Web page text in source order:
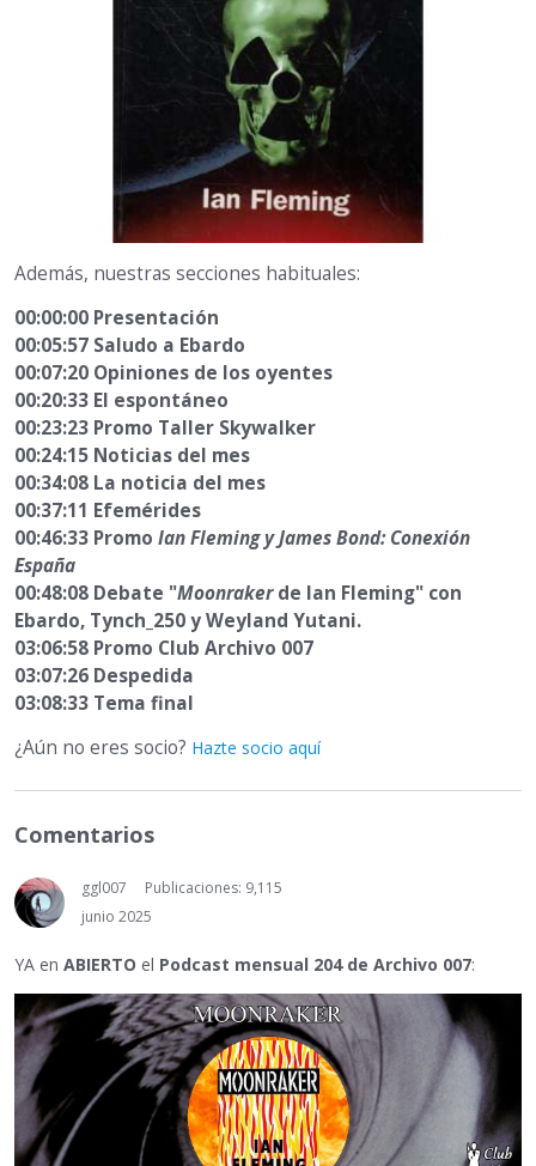
Además, nuestras secciones habituales:
00:00:00 Presentación
00:05:57 Saludo a Ebardo
00:07:20 Opiniones de los oyentes
00:20:33 El espontáneo
00:23:23 Promo Taller Skywalker
00:24:15 Noticias del mes
00:34:08 La noticia del mes
00:37:11 Efemérides
00:46:33 Promo Ian Fleming y James Bond: Conexión
España
00:48:08 Debate "Moonrakerde Ian Fleming" con
Ebardo, Tynch_250 y Weyland Yutani.
03:06:58 Promo Club Archivo 007
03:07:26 Despedida
03:08:33 Tema final
¿Aún no eres socio? Hazte socio aquí
Comentarios
ggl007
Publicaciones: 9,115
junio 2025
YA en ABIERTO el Podcast mensual 204 de Archivo 007: